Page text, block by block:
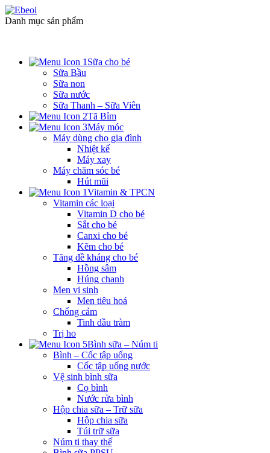
Danh mục sản phẩm
Sữa cho bé
Sữa Bầu
Sữa non
Sữa nước
Sữa Thanh – Sữa Viên
Tã Bỉm
Máy móc
Máy dùng cho gia đình
Nhiệt kế
Máy xay
Máy chăm sóc bé
Hút mũi
Vitamin & TPCN
Vitamin các loại
Vitamin D cho bé
Sắt cho bé
Canxi cho bé
Kẽm cho bé
Tăng đề kháng cho bé
Hồng sâm
Húng chanh
Men vi sinh
Men tiêu hoá
Chống cảm
Tinh dầu tràm
Trị ho
Bình sữa – Núm ti
Bình – Cốc tập uống
Cốc tập uống nước
Vệ sinh bình sữa
Cọ bình
Nước rửa bình
Hộp chia sữa – Trữ sữa
Hộp chia sữa
Túi trữ sữa
Núm ti thay thế